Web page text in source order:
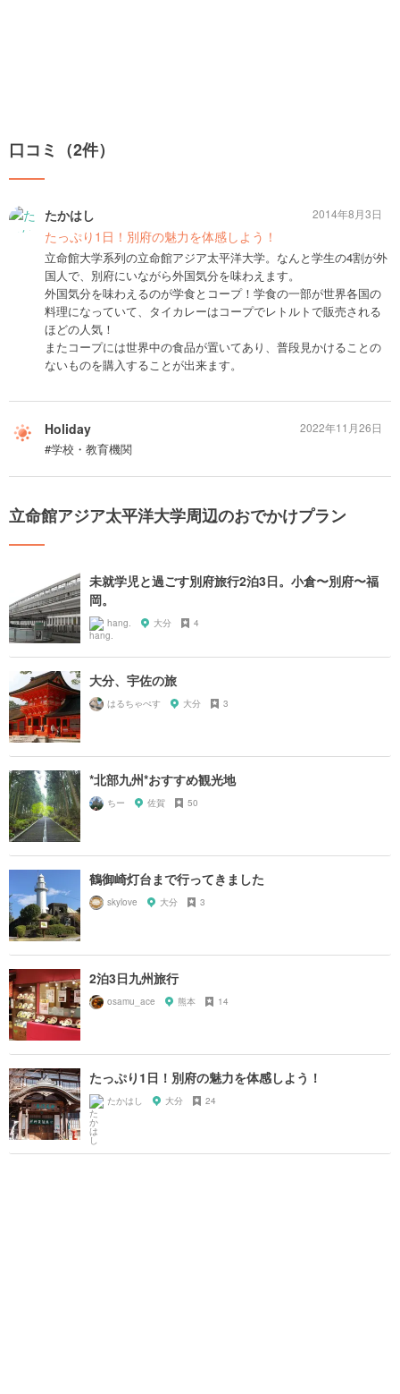
口コミ（2件）
たかはし
たっぷり1日！別府の魅力を体感しよう！
立命館大学系列の立命館アジア太平洋大学。なんと学生の4割が外
国人で、別府にいながら外国気分を味わえます。
外国気分を味わえるのが学食とコープ！学食の一部が世界各国の
料理になっていて、タイカレーはコープでレトルトで販売される
ほどの人気！
またコープには世界中の食品が置いてあり、普段見かけることの
ないものを購入することが出来ます。
2014年8月3日
Holiday
#学校・教育機関
2022年11月26日
立命館アジア太平洋大学周辺のおでかけプラン
未就学児と過ごす別府旅行2泊3日。小倉〜別府〜福
岡。
hang. 大分 4
大分、宇佐の旅
はるちゃぺす 大分 3
*北部九州*おすすめ観光地
ちー 佐賀 50
鶴御崎灯台まで行ってきました
skylove 大分 3
2泊3日九州旅行
osamu_ace 熊本 14
たっぷり1日！別府の魅力を体感しよう！
たかはし 大分 24